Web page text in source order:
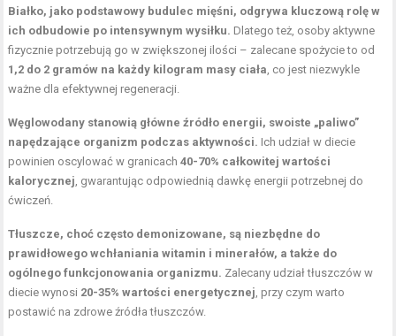
Białko, jako podstawowy budulec mięśni, odgrywa kluczową rolę w
ich odbudowie po intensywnym wysiłku. Dlatego też, osoby aktywne
fizycznie potrzebują go w zwiększonej ilości – zalecane spożycie to od
1,2 do 2 gramów na każdy kilogram masy ciała , co jest niezwykle
ważne dla efektywnej regeneracji.
Węglowodany stanowią główne źródło energii, swoiste „paliwo”
napędzające organizm podczas aktywności. Ich udział w diecie
powinien oscylować w granicach40-70% całkowitej wartości
kalorycznej , gwarantując odpowiednią dawkę energii potrzebnej do
ćwiczeń.
Tłuszcze, choć często demonizowane, są niezbędne do
prawidłowego wchłaniania witamin i minerałów, a także do
ogólnego funkcjonowania organizmu. Zalecany udział tłuszczów w
diecie wynosi 20-35% wartości energetycznej , przy czym warto
postawić na zdrowe źródła tłuszczów.